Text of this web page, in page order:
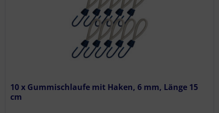
10 x Gummischlaufe mit Haken, 6 mm, Länge 15
cm